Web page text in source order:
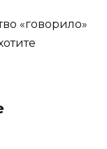
«говорило»